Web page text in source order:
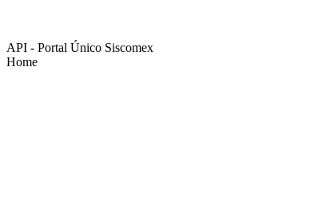
API - Portal Único Siscomex
Home